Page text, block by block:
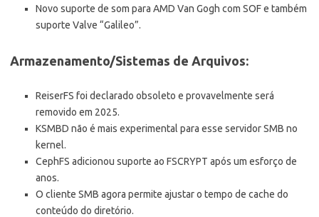
Novo suporte de som para AMD Van Gogh com SOF e também
suporte Valve “Galileo”.
Armazenamento/Sistemas de Arquivos:
ReiserFS foi declarado obsoleto e provavelmente será
removido em 2025.
KSMBD não é mais experimental para esse servidor SMB no
kernel.
CephFS adicionou suporte ao FSCRYPT após um esforço de
anos.
O cliente SMB agora permite ajustar o tempo de cache do
conteúdo do diretório.